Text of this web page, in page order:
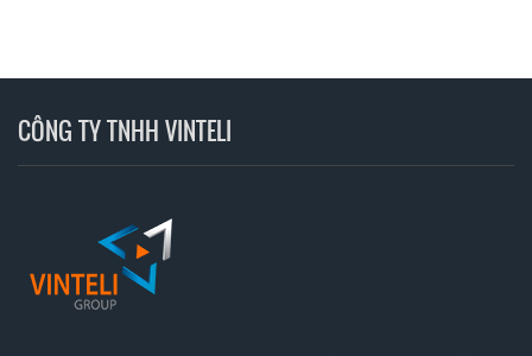
CÔNG TY TNHH VINTELI